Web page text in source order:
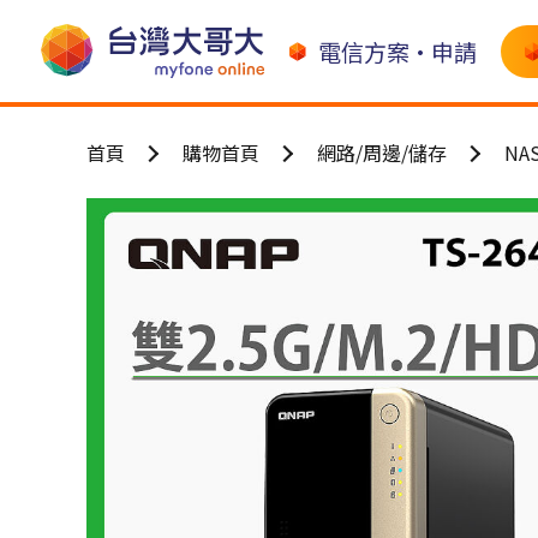
電信方案•申請
首頁 購物首頁 網路/周邊/儲存